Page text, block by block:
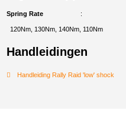
Spring Rate
120Nm, 130Nm, 140Nm, 110Nm
Handleidingen
Handleiding Rally Raid 'low' shock